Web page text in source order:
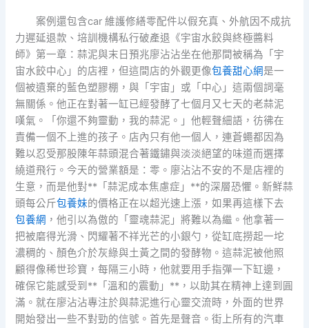
案例還包含car 維護修繕零配件以假充真、外航因不成抗
力遲延退款、培訓機構私行破產退《宇宙水餃與終極醬料
師》第一章：蒜泥與末日預兆廖沾沾坐在他那間被稱為「宇
宙水餃中心」的店裡，但這間店的外觀更像包養甜心網是一
個被遺棄的藍色塑膠棚，與「宇宙」或「中心」這兩個詞毫
無關係。他正在對著一缸已經發酵了七個月又七天的老蒜泥
嘆氣。「你還不夠靈動，我的蒜泥。」他輕聲細語，彷彿在
責備一個不上進的孩子。店內只有他一個人，連蒼蠅都因為
難以忍受那股陳年蒜頭混合著鐵鏽與淡淡絕望的味道而選擇
繞道飛行。今天的營業額是：零。廖沾沾不安的不是店裡的
生意，而是他對**「蒜泥成本焦慮症」**的深層恐懼。新鮮蒜
頭每公斤包養妹的價格正在以超光速上漲，如果再這樣下去
包養網 ，他引以為傲的「靈魂蒜泥」將難以為繼。他拿著一
把被磨得光滑、閃耀著不祥光芒的小銀勺，從缸底撈起一坨
濃稠的、顏色介於灰綠與土黃之間的發酵物。這蒜泥被他照
顧得像稀世珍寶，每隔三小時，他就要用手指彈一下缸邊，
確保它能感受到**「溫和的震動」**，以助其在精神上達到圓
滿。就在廖沾沾專注於與蒜泥進行心靈交流時，外面的世界
開始發出一些不對勁的信號。首先是聲音。街上所有的汽車